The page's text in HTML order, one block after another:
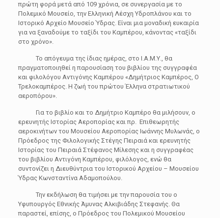
πρώτη φορά μετά από 109 χρόνια, σε συνεργασία με το
Πολεμικό Μουσείο, την Ελληνική Λέσχη Υδροπλάνου και το
Ιστορικό Αρχείο Μουσείο Ύδρας. Είναι μια μοναδική ευκαιρία
για να ξαναδούμε το ταξίδι του Καμπέρου, κάνοντας «ταξίδι
στο χρόνο».
Το απόγευμα της ίδιας ημέρας, στο Ι.Α.Μ.Υ., θα
πραγματοποιηθεί η παρουσίαση του βιβλίου της συγγραφέα
και φιλολόγου Αντιγόνης Καμπέρου «Δημήτριος Καμπέρος, Ο
Τρελοκαμπέρος. Η ζωή του πρώτου Έλληνα στρατιωτικού
αεροπόρου».
Για το βιβλίο και το Δημήτριο Καμπέρο θα μιλήσουν, ο
ερευνητής Ιστορίας Αεροπορίας και πρ. Επιθεωρητής
αεροκινήτων του Μουσείου Αεροπορίας Ιωάννης Μυλωνάς, ο
Πρόεδρος της Φιλολογικής Στέγης Πειραιά και ερευνητής
Ιστορίας του Πειραιά Στέφανος Μίλεσης και η συγγραφέας
του βιβλίου Αντιγόνη Καμπέρου, φιλόλογος, ενώ θα
συντονίζει η Διευθύντρια του Ιστορικού Αρχείου – Μουσείου
Ύδρας Κωνσταντίνα Αδαμοπούλου.
Την εκδήλωση θα τιμήσει με την παρουσία του ο
Υφυπουργός Εθνικής Άμυνας Αλκιβιάδης Στεφανής. Θα
παραστεί, επίσης, ο Πρόεδρος του Πολεμικού Μουσείου